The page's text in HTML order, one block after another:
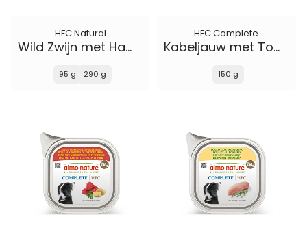
HFC Natural
Wild Zwijn met Ham en Wilde Bessen
95 g 290 g
HFC Complete
Kabeljauw met Tomaten
150 g